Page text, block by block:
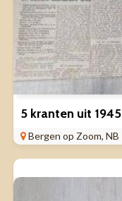
5 kranten uit 1945
Bergen op Zoom, NB